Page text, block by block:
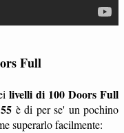
Full
livelli di 100 Doors Full
è di per se' un pochino
superarlo facilmente: